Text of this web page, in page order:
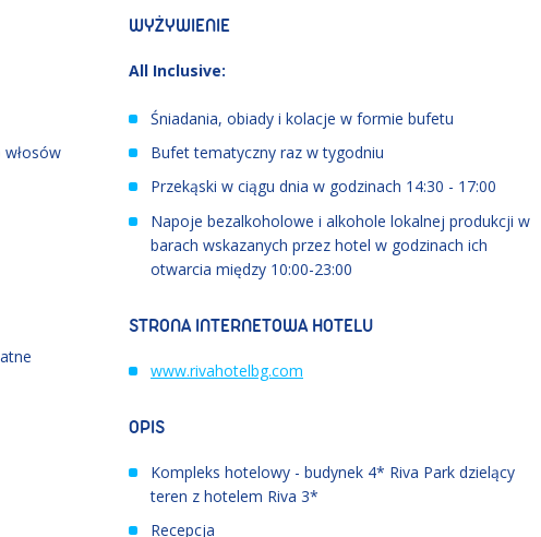
włosów
WYŻYWIENIE
All Inclusive:
Śniadania, obiady i kolacje w formie bufetu
Bufet tematyczny raz w tygodniu
Przekąski w ciągu dnia w godzinach 14:30 - 17:00
Napoje bezalkoholowe i alkohole lokalnej produkcji w
barach wskazanych przez hotel w godzinach ich
otwarcia między 10:00-23:00
STRONA INTERNETOWA HOTELU
www.rivahotelbg.com
OPIS
Kompleks hotelowy - budynek 4* Riva Park dzielący
teren z hotelem Riva 3*
Recepcja